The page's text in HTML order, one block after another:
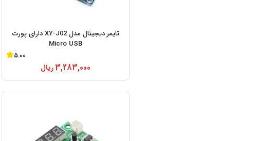
تایمر دیجیتال مدل XY-J02 دارای پورت
Micro USB
5.00
3,283,000ریال